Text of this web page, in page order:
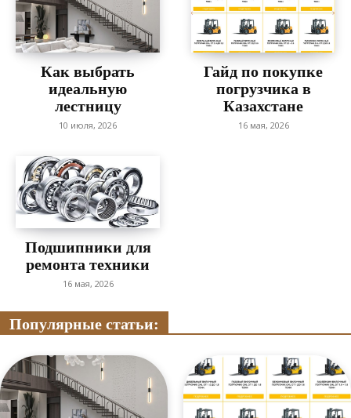
Как выбрать
идеальную
лестницу
10 июля, 2026
Гайд по покупке
погрузчика в
Казахстане
16 мая, 2026
Подшипники для
ремонта техники
16 мая, 2026
Популярные статьи: